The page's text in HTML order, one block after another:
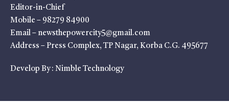
Editor-in-Chief
Mobile – 98279 84900
Email – newsthepowercity5@gmail.com
Address – Press Complex, TP Nagar, Korba C.G. 495677
Develop By : Nimble Technology